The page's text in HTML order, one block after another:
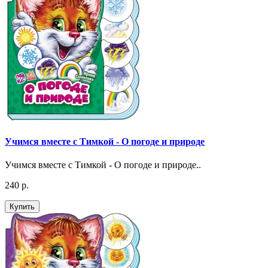
Учимся вместе с Тимкой - О погоде и природе
Учимся вместе с Тимкой - О погоде и природе..
240 р.
Купить